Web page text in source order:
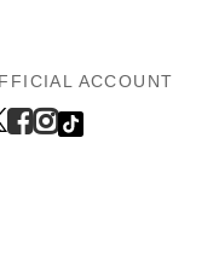
ACCOUNT